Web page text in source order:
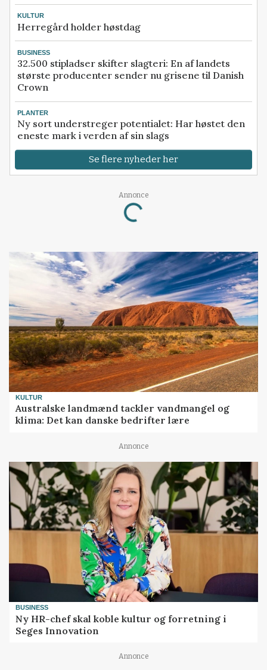
KULTUR
Herregård holder høstdag
BUSINESS
32.500 stipladser skifter slagteri: En af landets
største producenter sender nu grisene til Danish
Crown
PLANTER
Ny sort understreger potentialet: Har høstet den
eneste mark i verden af sin slags
Se flere nyheder her
Annonce
Loading...
KULTUR
Australske landmænd tackler vandmangel og
klima: Det kan danske bedrifter lære
Annonce
BUSINESS
Ny HR-chef skal koble kultur og forretning i
Seges Innovation
Annonce